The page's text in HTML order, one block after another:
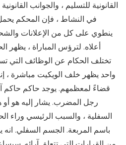
القانونية للتسليم ، والجوانب
في النشاط ، فإن المحكم
ينطوي على كل من الإعلانات
أعلاه. لترؤس المباراة ، يظهر
تختلف الحكام عن الوظائف التي
واحد يظهر خلف الويكيت مباشرة ،
قضاءً لمعظمهم. يوجد حاكم حاكم
رجل المضرب. يشار إليه هو
السفلية ، والسبب الرئيسي
باسم المربعة. الجسم السفلي. انه